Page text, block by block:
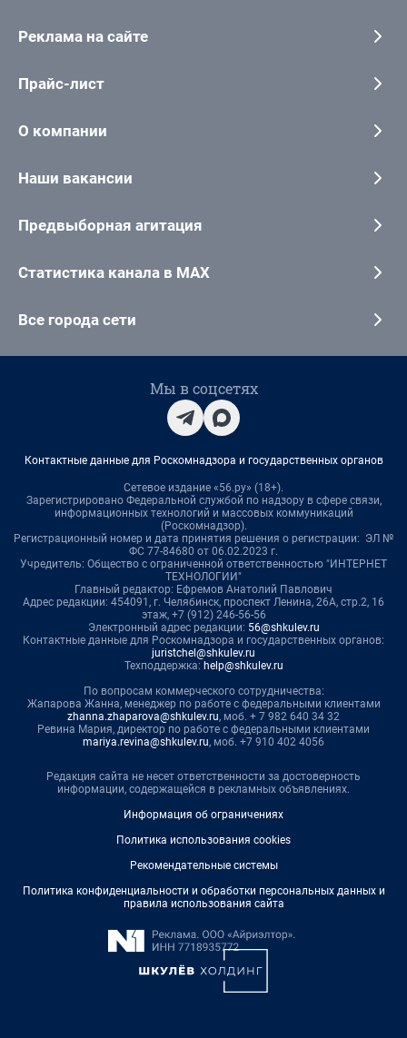
Реклама на сайте
Прайс-лист
О компании
Наши вакансии
Предвыборная агитация
Статистика канала в MAX
Все города сети
Мы в соцсетях
Контактные данные для Роскомнадзора и государственных органов
Сетевое издание «56.ру» (18+).
Зарегистрировано Федеральной службой по надзору в сфере связи,
информационных технологий и массовых коммуникаций
(Роскомнадзор).
Регистрационный номер и дата принятия решения о регистрации: ЭЛ №
ФС 77-84680 от 06.02.2023 г.
Учредитель: Общество с ограниченной ответственностью "ИНТЕРНЕТ
ТЕХНОЛОГИИ"
Главный редактор: Ефремов Анатолий Павлович
Адрес редакции: 454091, г. Челябинск, проспект Ленина, 26А, стр.2, 16
этаж, +7 (912) 246-56-56
Электронный адрес редакции: 56@shkulev.ru
Контактные данные для Роскомнадзора и государственных органов:
juristchel@shkulev.ru
Техподдержка: help@shkulev.ru
По вопросам коммерческого сотрудничества:
Жапарова Жанна, менеджер по работе с федеральными клиентами
zhanna.zhaparova@shkulev.ru, моб. + 7 982 640 34 32
Ревина Мария, директор по работе с федеральными клиентами
mariya.revina@shkulev.ru, моб. +7 910 402 4056
Редакция сайта не несет ответственности за достоверность
информации, содержащейся в рекламных объявлениях.
Информация об ограничениях
Политика использования cookies
Рекомендательные системы
Политика конфиденциальности и обработки персональных данных и
правила использования сайта